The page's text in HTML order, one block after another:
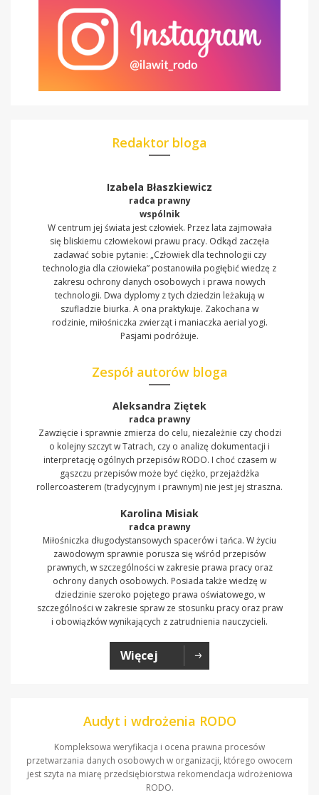
Redaktor bloga
Izabela Błaszkiewicz
radca prawny
wspólnik
W centrum jej świata jest człowiek. Przez lata zajmowała
się bliskiemu człowiekowi prawu pracy. Odkąd zaczęła
zadawać sobie pytanie: „Człowiek dla technologii czy
technologia dla człowieka” postanowiła pogłębić wiedzę z
zakresu ochrony danych osobowych i prawa nowych
technologii. Dwa dyplomy z tych dziedzin leżakują w
szufladzie biurka. A ona praktykuje. Zakochana w
rodzinie, miłośniczka zwierząt i maniaczka aerial yogi.
Pasjami podróżuje.
Zespół autorów bloga
Aleksandra Ziętek
radca prawny
Zawzięcie i sprawnie zmierza do celu, niezależnie czy chodzi
o kolejny szczyt w Tatrach, czy o analizę dokumentacji i
interpretację ogólnych przepisów RODO. I choć czasem w
gąszczu przepisów może być ciężko, przejażdżka
rollercoasterem (tradycyjnym i prawnym) nie jest jej straszna.
Karolina Misiak
radca prawny
Miłośniczka długodystansowych spacerów i tańca. W życiu
zawodowym sprawnie porusza się wśród przepisów
prawnych, w szczególności w zakresie prawa pracy oraz
ochrony danych osobowych. Posiada także wiedzę w
dziedzinie szeroko pojętego prawa oświatowego, w
szczególności w zakresie spraw ze stosunku pracy oraz praw
i obowiązków wynikających z zatrudnienia nauczycieli.
Więcej
Audyt i wdrożenia RODO
Kompleksowa weryfikacja i ocena prawna procesów
przetwarzania danych osobowych w organizacji, którego owocem
jest szyta na miarę przedsiębiorstwa rekomendacja wdrożeniowa
RODO.